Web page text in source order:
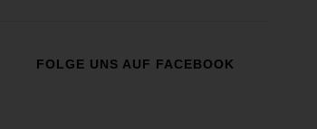
FOLGE UNS AUF FACEBOOK